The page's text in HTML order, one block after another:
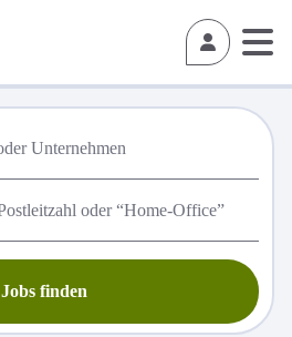
Jobs finden